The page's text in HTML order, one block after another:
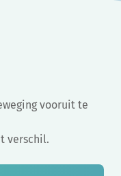
vooruit te
verschil.